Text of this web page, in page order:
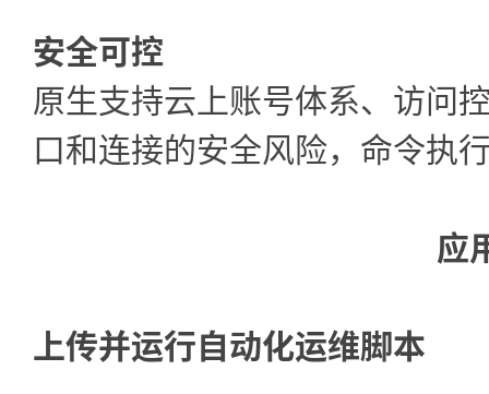
安全可控
原生支持云上账号体系、访问
口和连接的安全风险，命令执
应
上传并运行自动化运维脚本